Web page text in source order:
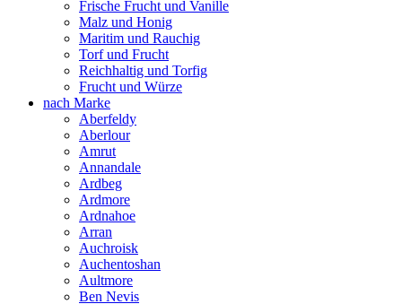
Frische Frucht und Vanille
Malz und Honig
Maritim und Rauchig
Torf und Frucht
Reichhaltig und Torfig
Frucht und Würze
nach Marke
Aberfeldy
Aberlour
Amrut
Annandale
Ardbeg
Ardmore
Ardnahoe
Arran
Auchroisk
Auchentoshan
Aultmore
Ben Nevis